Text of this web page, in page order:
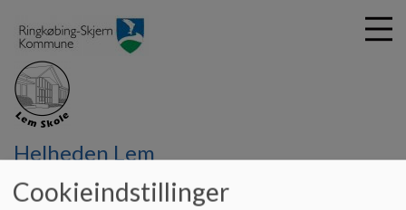
å Helheden Lem
Cookieindstillinger